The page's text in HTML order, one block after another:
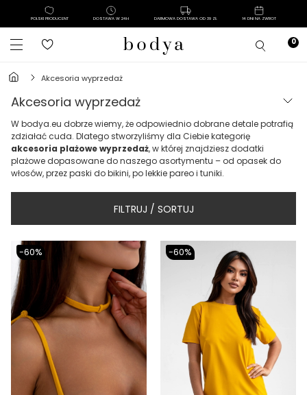
POLSKI PRODUCENT DOSTAWA W 24H DARMOWA DOSTAWA OD 39 ZŁ 14 DNI NA ZWROT
akcesoria wyprzedaż
akcesoria wyprzedaż
W bodya.eu dobrze wiemy, że odpowiednio dobrane detale potrafią
zdziałać cuda. Dlatego stworzyliśmy dla Ciebie kategorię
akcesoria plażowe wyprzedaż, w której znajdziesz dodatki
plażowe dopasowane do naszego asortymentu – od opasek do
włosów, przez paski do bikini, po lekkie pareo i tuniki.
FILTRUJ / SORTUJ
-60% -60%